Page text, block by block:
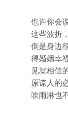
也许你会
这些波折
倒是身边
得婚姻幸
见就相信
原谅人的
吹雨淋也